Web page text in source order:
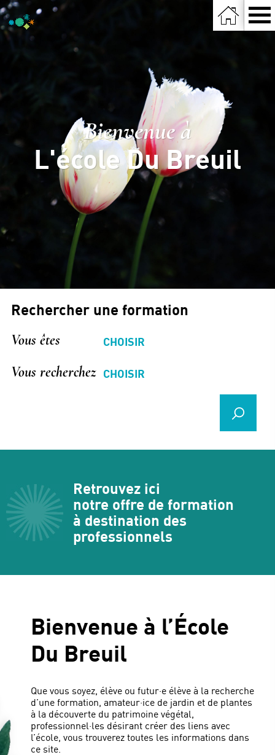
Bienvenue à
L'école Du Breuil
Rechercher une formation
Vous êtes
Vous recherchez
Retrouvez ici
notre offre de formation
à destination des
professionnels
Bienvenue à l’École
Du Breuil
Que vous soyez, élève ou futur·e élève à la recherche
d’une formation, amateur·ice de jardin et de plantes
à la découverte du patrimoine végétal,
professionnel·les désirant créer des liens avec
l’école, vous trouverez toutes les informations dans
ce site.